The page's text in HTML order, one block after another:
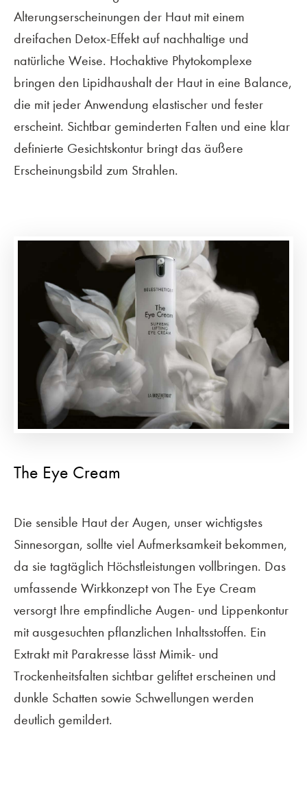
Alterungserscheinungen der Haut mit einem
dreifachen Detox-Effekt auf nachhaltige und
natürliche Weise. Hochaktive Phytokomplexe
bringen den Lipidhaushalt der Haut in eine Balance,
die mit jeder Anwendung elastischer und fester
erscheint. Sichtbar geminderten Falten und eine klar
definierte Gesichtskontur bringt das äußere
Erscheinungsbild zum Strahlen.
The Eye Cream
Die sensible Haut der Augen, unser wichtigstes
Sinnesorgan, sollte viel Aufmerksamkeit bekommen,
da sie tagtäglich Höchstleistungen vollbringen. Das
umfassende Wirkkonzept von The Eye Cream
versorgt Ihre empfindliche Augen- und Lippenkontur
mit ausgesuchten pflanzlichen Inhaltsstoffen. Ein
Extrakt mit Parakresse lässt Mimik- und
Trockenheitsfalten sichtbar geliftet erscheinen und
dunkle Schatten sowie Schwellungen werden
deutlich gemildert.